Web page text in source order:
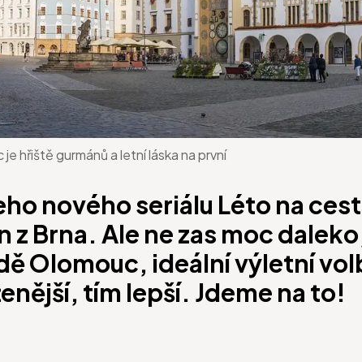
hřiště gurmánů a letní láska na první
nového seriálu Léto na
z Brna. Ale ne zas moc
Olomouc, ideální výletní
tím lepší. Jdeme na to!